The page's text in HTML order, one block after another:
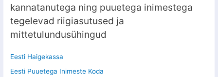
kannatanutega ning puuetega inimestega
tegelevad riigiasutused ja
mittetulundusühingud
Eesti Haigekassa
Eesti Puuetega Inimeste Koda